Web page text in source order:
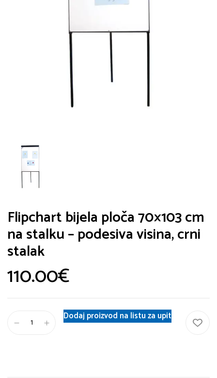
Flipchart bijela ploča 70×103 cm
na stalku – podesiva visina, crni
stalak
110.00€
Dodaj proizvod na listu za upit